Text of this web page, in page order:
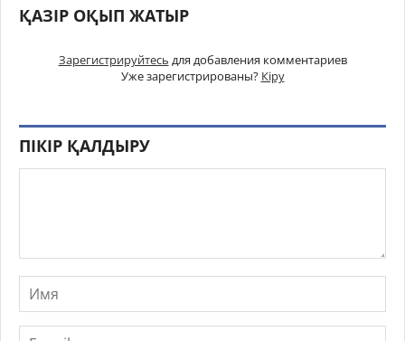
ҚАЗІР ОҚЫП ЖАТЫР
Зарегистрируйтесь для добавления комментариев
Уже зарегистрированы? Кіру
ПІКІР ҚАЛДЫРУ